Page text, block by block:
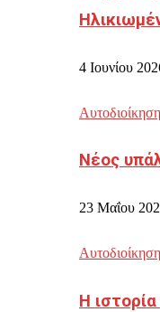
4 Ιουνίου
Αυτοδιοίκηση
Νέος
23 Μαΐου
Αυτοδιοίκηση
Η